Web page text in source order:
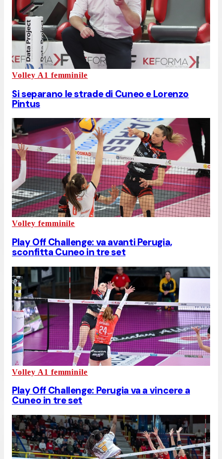
Volley A1 femminile
Si separano le strade di Cuneo e Lorenzo
Pintus
Volley femminile
Play Off Challenge: va avanti Perugia,
sconfitta Cuneo in tre set
Volley A1 femminile
Play Off Challenge: Perugia va a vincere a
Cuneo in tre set